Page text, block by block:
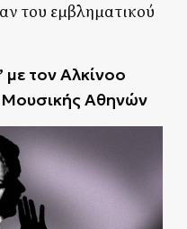
του εμβληματικού
με τον Αλκίνοο
Αθηνών